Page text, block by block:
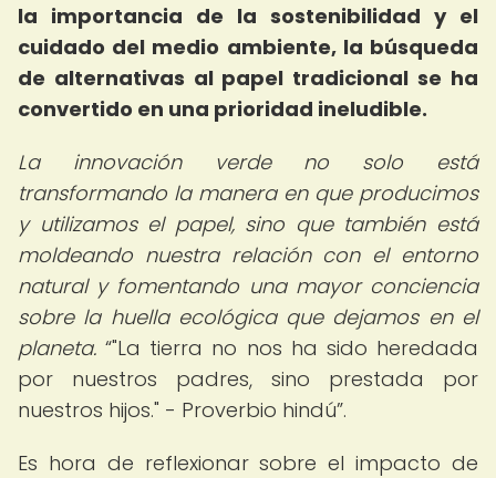
la importancia de la sostenibilidad y el
cuidado del medio ambiente, la búsqueda
de alternativas al papel tradicional se ha
convertido en una prioridad ineludible.
La innovación verde no solo está
transformando la manera en que producimos
y utilizamos el papel, sino que también está
moldeando nuestra relación con el entorno
natural y fomentando una mayor conciencia
sobre la huella ecológica que dejamos en el
planeta. "La tierra no nos ha sido heredada
por nuestros padres, sino prestada por
nuestros hijos." - Proverbio hindú .
Es hora de reflexionar sobre el impacto de